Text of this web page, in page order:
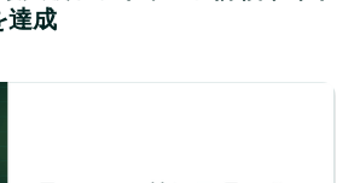
達成